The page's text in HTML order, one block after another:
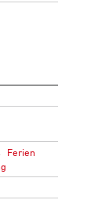
Ferien